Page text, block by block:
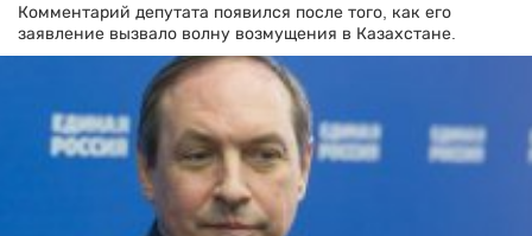
Комментарий депутата появился после того, как его
заявление вызвало волну возмущения в Казахстане.